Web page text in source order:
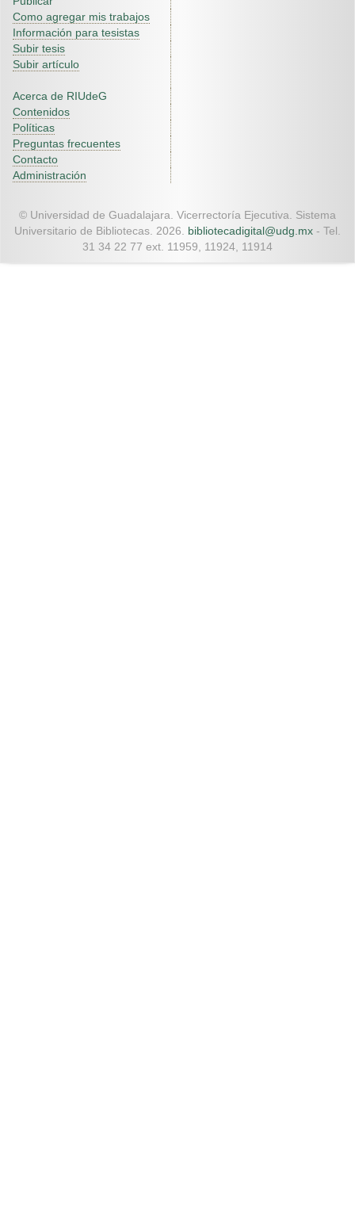
Como agregar mis trabajos
Información para tesistas
Subir tesis
Subir artículo
Acerca de RIUdeG
Contenidos
Políticas
Preguntas frecuentes
Contacto
Administración
© Universidad de Guadalajara. Vicerrectoría Ejecutiva. Sistema
Universitario de Bibliotecas. 2026. bibliotecadigital@udg.mx - Tel.
31 34 22 77 ext. 11959, 11924, 11914